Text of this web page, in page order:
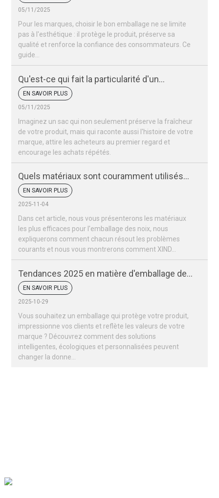
05/11/2025
Pour les marques, choisir le bon emballage ne se limite
pas à l'esthétique : il protège le produit, préserve sa
qualité et renforce la confiance des consommateurs. Ce
guide…
Qu'est-ce qui fait la particularité d'un
emballage de noix ?
EN SAVOIR PLUS
05/11/2025
Imaginez un sac qui non seulement préserve la fraîcheur
de votre produit, mais qui raconte aussi l'histoire de votre
marque, attire les acheteurs au premier regard et
encourage les achats répétés.
Quels matériaux sont couramment utilisés
pour les sacs d'emballage de noix ?
EN SAVOIR PLUS
2025-11-04
Dans cet article, nous vous présenterons les matériaux
les plus efficaces pour l'emballage des noix, nous
expliquerons comment chacun résout les problèmes
courants et nous vous montrerons comment XIND...
Tendances 2025 en matière d'emballage des
fruits secs et des noix
EN SAVOIR PLUS
2025-10-29
Vous souhaitez un emballage qui protège votre produit,
impressionne vos clients et reflète les valeurs de votre
marque ? Découvrez comment des solutions
intelligentes, écologiques et personnalisées peuvent
changer la donne…